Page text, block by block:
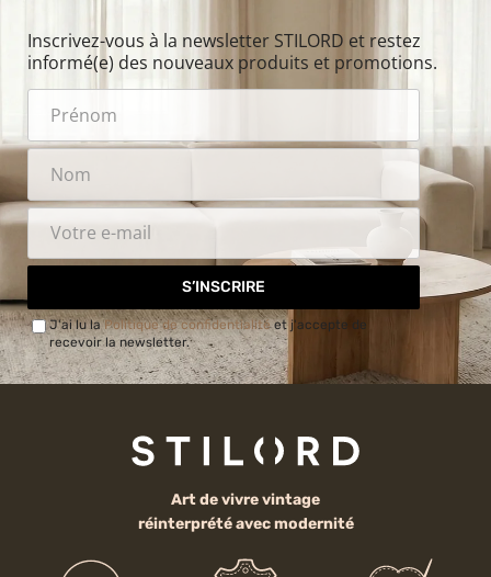
Inscrivez-vous à la newsletter STILORD et restez
informé(e) des nouveaux produits et promotions.
S’INSCRIRE
J'ai lu laPolitique de confidentialitéet j'accepte de
recevoir la newsletter.
Art de vivre vintage
réinterprété avec modernité